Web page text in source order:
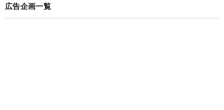
広告企画一覧